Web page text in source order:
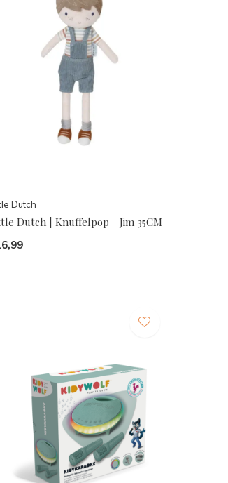
Dutch
Dutch | Knuffelpop - Jim 35CM